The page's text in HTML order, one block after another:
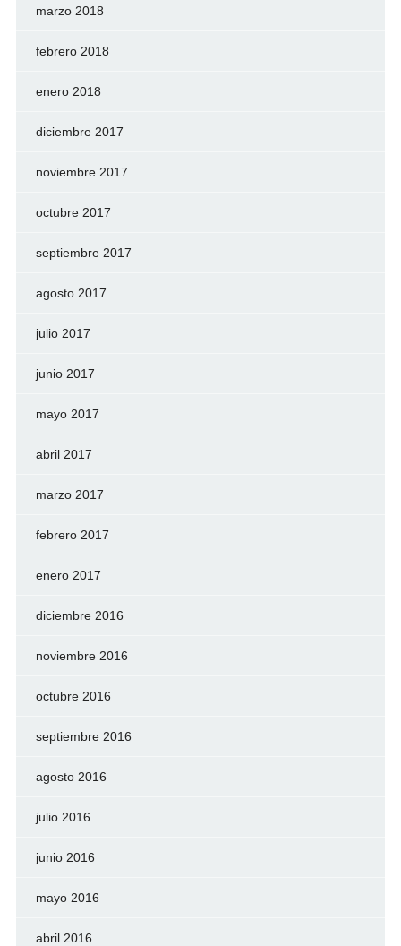
marzo 2018
febrero 2018
enero 2018
diciembre 2017
noviembre 2017
octubre 2017
septiembre 2017
agosto 2017
julio 2017
junio 2017
mayo 2017
abril 2017
marzo 2017
febrero 2017
enero 2017
diciembre 2016
noviembre 2016
octubre 2016
septiembre 2016
agosto 2016
julio 2016
junio 2016
mayo 2016
abril 2016